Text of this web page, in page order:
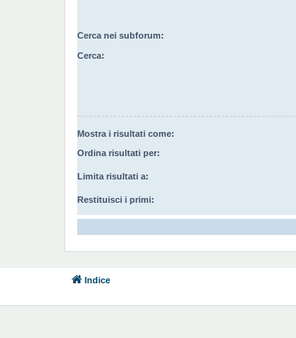
Cerca nei subforum:
Cerca:
Mostra i risultati come:
Ordina risultati per:
Limita risultati a:
Restituisci i primi:
Indice